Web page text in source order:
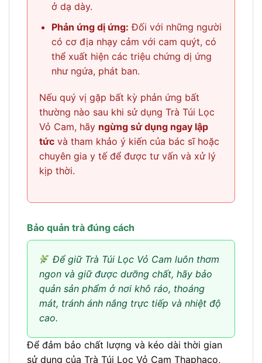
ở dạ dày.
Phản ứng dị ứng: Đối với những người
có cơ địa nhạy cảm với cam quýt, có
thể xuất hiện các triệu chứng dị ứng
như ngứa, phát ban.
Nếu quý vị gặp bất kỳ phản ứng bất
thường nào sau khi sử dụng Trà Túi Lọc
Vỏ Cam, hãy ngừng sử dụng ngay lập
tức và tham khảo ý kiến của bác sĩ hoặc
chuyên gia y tế để được tư vấn và xử lý
kịp thời.
Bảo quản trà đúng cách
Để giữ Trà Túi Lọc Vỏ Cam luôn thơm
ngon và giữ được dưỡng chất, hãy bảo
quản sản phẩm ở nơi khô ráo, thoáng
mát, tránh ánh nắng trực tiếp và nhiệt độ
cao.
Để đảm bảo chất lượng và kéo dài thời gian
sử dụng của Trà Túi Lọc Vỏ Cam Thaphaco,